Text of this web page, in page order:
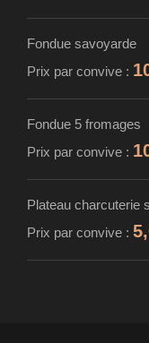
Fondue savoyarde
Prix par convive :
Fondue 5 fromages
Prix par convive :
Plateau charcuterie
Prix par convive :